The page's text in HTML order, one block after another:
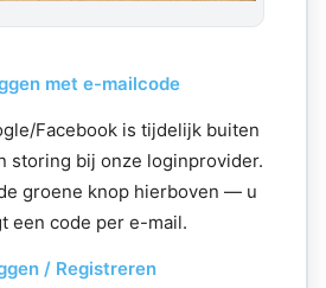
met e-mailcode
Facebook is tijdelijk buiten
storing bij onze loginprovider.
groene knop hierboven — u
een code per e-mail.
/ Registreren